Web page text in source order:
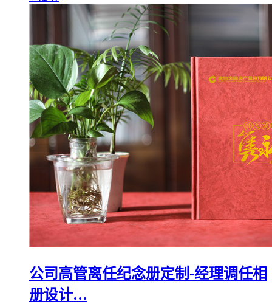
公司高管离任纪念册定制-经理调任相
册设计…